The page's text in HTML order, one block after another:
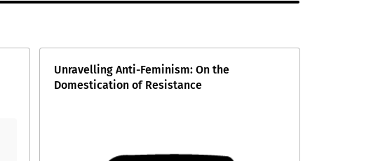
Unravelling Anti-Feminism: On the
Domestication of Resistance